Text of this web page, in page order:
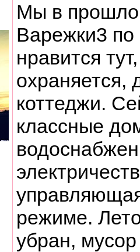
Мы в
Варежки3
нравится
охраняется,
коттеджи.
классные
режиме.
убран,